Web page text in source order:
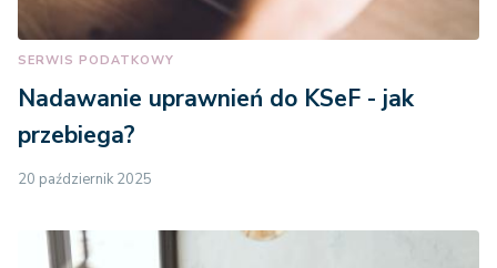
SERWIS PODATKOWY
Nadawanie uprawnień do KSeF - jak
przebiega?
20 październik 2025